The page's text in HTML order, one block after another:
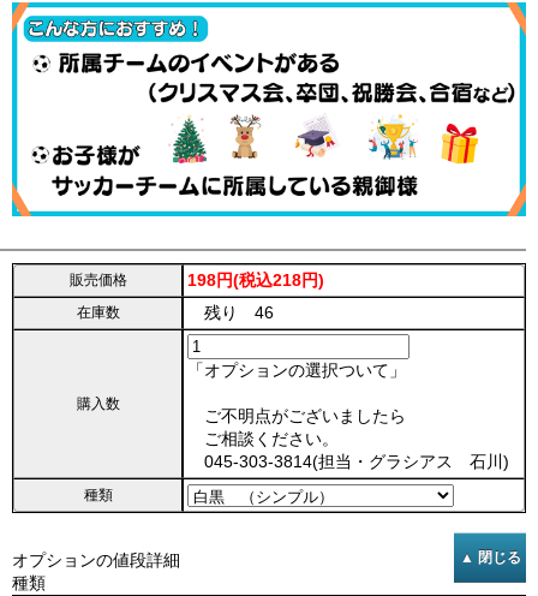
販売価格 198円(税込218円)
在庫数 残り 46
購入数
「オプションの選択ついて」
ご不明点がございましたら
ご相談ください。
045-303-3814(担当・グラシアス 石川)
種類
オプションの値段詳細
種類